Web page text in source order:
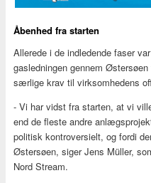
Åbenhed fra starten
Allerede i de indledende faser
gasledningen gennem
særlige krav til virksomhedens
- Vi har vidst fra starten, at vi
end de fleste andre
politisk kontroversielt, og fordi
Østersøen, siger Jens Müller,
Nord Stream.